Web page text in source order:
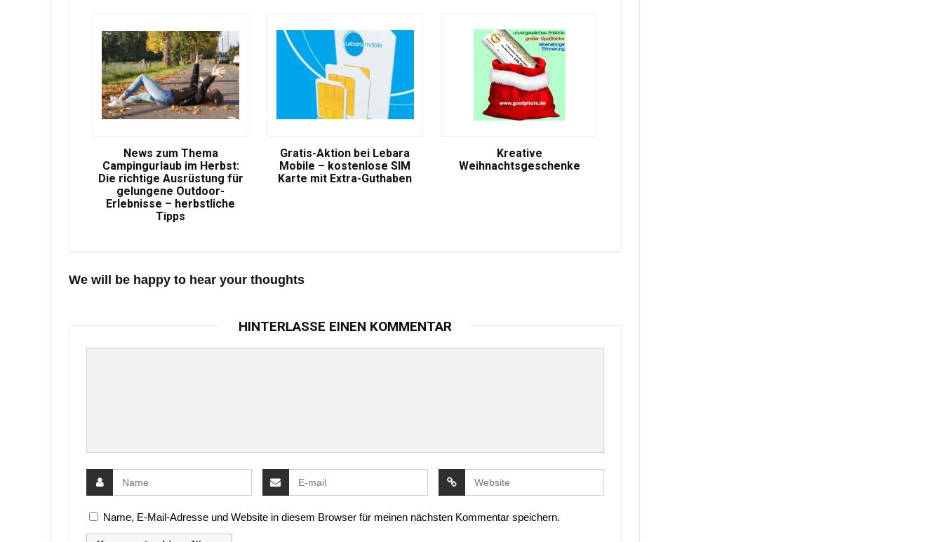
News zum Thema
Campingurlaub im Herbst:
Die richtige Ausrüstung für
gelungene Outdoor-
Erlebnisse – herbstliche
Tipps
Gratis-Aktion bei Lebara
Mobile – kostenlose SIM
Karte mit Extra-Guthaben
Kreative
Weihnachtsgeschenke
We will be happy to hear your thoughts
HINTERLASSE EINEN KOMMENTAR
Name, E-Mail-Adresse und Website in diesem Browser für meinen nächsten Kommentar speichern.